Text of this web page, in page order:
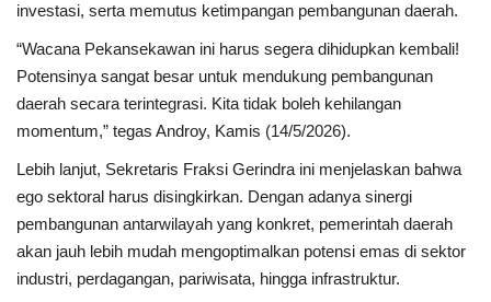
investasi, serta memutus ketimpangan pembangunan daerah.
“Wacana Pekansekawan ini harus segera dihidupkan kembali!
Potensinya sangat besar untuk mendukung pembangunan
daerah secara terintegrasi. Kita tidak boleh kehilangan
momentum,” tegas Androy, Kamis (14/5/2026).
Lebih lanjut, Sekretaris Fraksi Gerindra ini menjelaskan bahwa
ego sektoral harus disingkirkan. Dengan adanya sinergi
pembangunan antarwilayah yang konkret, pemerintah daerah
akan jauh lebih mudah mengoptimalkan potensi emas di sektor
industri, perdagangan, pariwisata, hingga infrastruktur.